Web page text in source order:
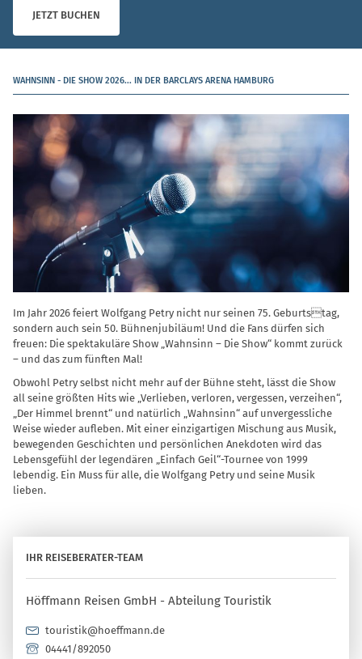
JETZT BUCHEN
WAHNSINN - DIE SHOW 2026... IN DER BARCLAYS ARENA HAMBURG
Im Jahr 2026 feiert Wolfgang Petry nicht nur seinen 75. Geburtstag,
sondern auch sein 50. Bühnenjubiläum! Und die Fans dürfen sich
freuen: Die spektakuläre Show „Wahnsinn – Die Show“ kommt zurück
– und das zum fünften Mal!
Obwohl Petry selbst nicht mehr auf der Bühne steht, lässt die Show
all seine größten Hits wie „Verlieben, verloren, vergessen, verzeihen“,
„Der Himmel brennt“ und natürlich „Wahnsinn“ auf unvergessliche
Weise wieder aufleben. Mit einer einzigartigen Mischung aus Musik,
bewegenden Geschichten und persönlichen Anekdoten wird das
Lebensgefühl der legendären „Einfach Geil“-Tournee von 1999
lebendig. Ein Muss für alle, die Wolfgang Petry und seine Musik
lieben.
IHR REISEBERATER-TEAM
Höffmann Reisen GmbH - Abteilung Touristik
touristik@hoeffmann.de
04441/892050